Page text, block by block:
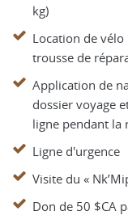
kg)
Location de vélo
trousse de
Application de
dossier voyage
ligne pendant la
Ligne d'urgence
Visite du «
Don de 50 $CA